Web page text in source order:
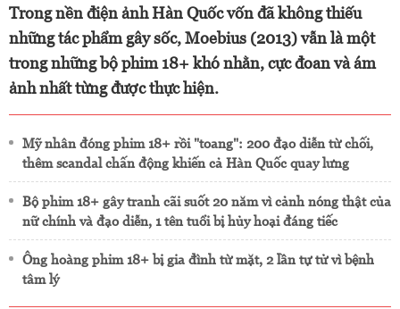
Trong nền điện ảnh Hàn Quốc vốn đã không thiếu
những tác phẩm gây sốc, Moebius (2013) vẫn là một
trong những bộ phim 18+ khó nhằn, cực đoan và ám
ảnh nhất từng được thực hiện.
Mỹ nhân đóng phim 18+ rồi "toang": 200 đạo diễn từ chối,
thêm scandal chấn động khiến cả Hàn Quốc quay lưng
Bộ phim 18+ gây tranh cãi suốt 20 năm vì cảnh nóng thật của
nữ chính và đạo diễn, 1 tên tuổi bị hủy hoại đáng tiếc
Ông hoàng phim 18+ bị gia đình từ mặt, 2 lần tự tử vì bệnh
tâm lý